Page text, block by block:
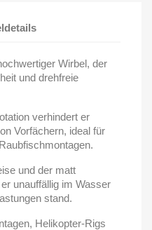
Wirbel, der
und drehfreie
verhindert er
Vorfächern, ideal für
und der matt
unauffällig im Wasser
stand.
Helikopter-Rigs